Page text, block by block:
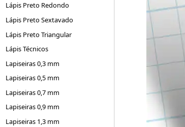
Lápis Preto Redondo
Lápis Preto Sextavado
Lápis Preto Triangular
Lápis Técnicos
Lapiseiras 0,3 mm
Lapiseiras 0,5 mm
Lapiseiras 0,7 mm
Lapiseiras 0,9 mm
Lapiseiras 1,3 mm